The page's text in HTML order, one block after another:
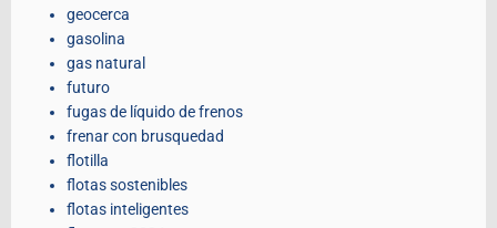
geocerca
gasolina
gas natural
futuro
fugas de líquido de frenos
frenar con brusquedad
flotilla
flotas sostenibles
flotas inteligentes